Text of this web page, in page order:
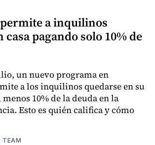
a inquilinos
casa pagando solo 10% de
un nuevo programa en
a los inquilinos quedarse en su
menos 10% de la deuda en la
Esto es quién califica y cómo
TEAM